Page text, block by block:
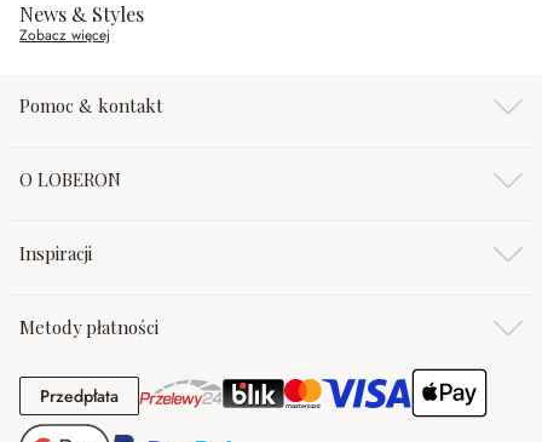
News & Styles
Zobacz więcej
Pomoc & kontakt
O LOBERON
Inspiracji
Metody płatności
PrzedpłataPrzedpłata